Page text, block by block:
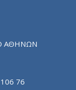
ΑΘΗΝΩΝ
76